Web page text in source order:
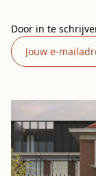
Door in te